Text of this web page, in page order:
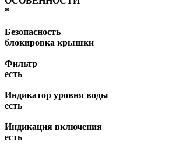
*
Безопасность
блокировка крышки
Фильтр
есть
Индикатор уровня воды
есть
Индикация включения
есть